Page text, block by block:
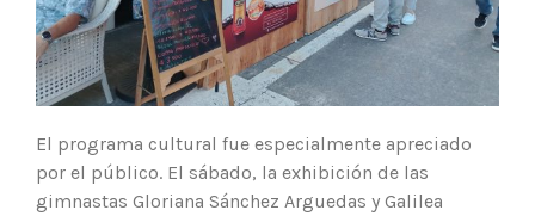
El programa cultural fue especialmente apreciado
por el público. El sábado, la exhibición de las
gimnastas Gloriana Sánchez Arguedas y Galilea